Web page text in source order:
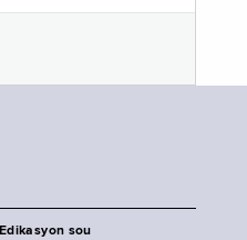
Edikasyon sou